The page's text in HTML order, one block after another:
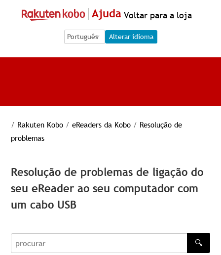
Ajuda Voltar para a loja
Language Selection
Language Selection
Alterar idioma
/ Rakuten Kobo / eReaders da Kobo / Resolução de
problemas
Resolução de problemas de ligação do
seu eReader ao seu computador com
um cabo USB
procurar
🔍